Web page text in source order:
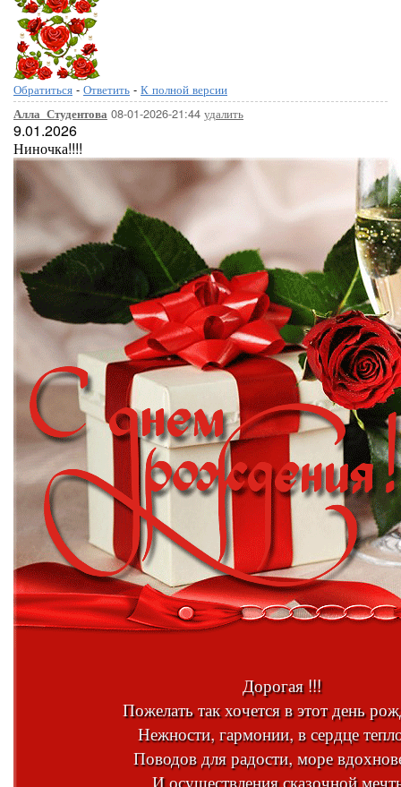
Обратиться - Ответить - К полной версии
Алла_Студентова 08-01-2026-21:44 удалить
9.01.2026
Ниночка!!!!
Дорогая !!!
Пожелать так хочется в этот день
Нежности, гармонии, в сердце
Поводов для радости, море
И осуществления сказочной